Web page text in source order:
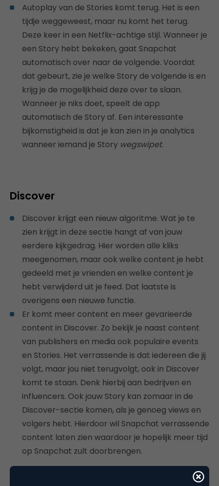
Autoplay van de Stories komt terug. Het is een
tijdje weggeweest, maar nu komt het terug.
Deze keer in een Netflix-achtige stijl. Wanneer je
een Story hebt bekeken, gaat Snapchat
automatisch over naar de volgende. Voordat
dat gebeurt, zie je welke Story de volgende is en
krijg je de mogelijkheid deze over te slaan.
Wanneer je niks doet, speelt de app
automatisch de Story af. Een interessante
bijkomstigheid is dat je kan zien in je analytics
wanneer iemand je Story wegswipet.
Discover
Discover krijgt een nieuw algoritme. Wat je te
zien krijgt in deze sectie hangt af van jouw
eerdere kijkgedrag. Hier worden alle kliks
meegenomen, maar ook welke content je hebt
gedeeld met je vrienden en welke content je
hebt verwijderd uit je feed. Dat laatste is
overigens een nieuwe functie.
Er komt meer content en meer gevarieerde
content in Discover. Zo bekijk je naast content
van publishers en media ook populaire events
en Stories. Het verrassende is dat iedereen die jij
volgt, maar jou niet terugvolgt, ook in Discover
komt te staan. Denk hierbij aan bedrijven en
influencers. Ook jouw Story kan zomaar in de
Discover-sectie komen, als je genoeg views en
volgers hebt. Hierdoor wil Snapchat verrassende
content laten zien waardoor je hopelijk meer tijd
op Snapchat zult doorbrengen.